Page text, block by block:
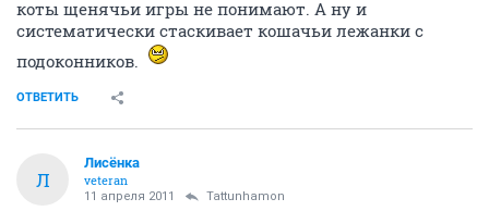
коты щенячьи игры не понимают. А ну и
систематически стаскивает кошачьи лежанки с
подоконников.
ОТВЕТИТЬ
Л
Лисёнка
veteran
11 апреля 2011 Tattunhamon